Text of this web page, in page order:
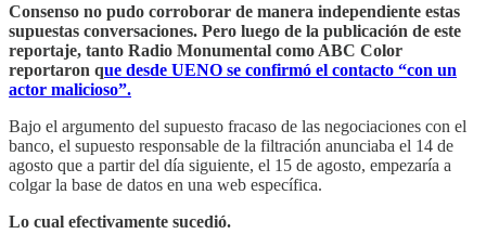
Consenso no pudo corroborar de manera independiente estas
supuestas conversaciones. Pero luego de la publicación de este
reportaje, tanto Radio Monumental como ABC Color
reportaron que desde UENO se confirmó el contacto “con un
actor malicioso”.
Bajo el argumento del supuesto fracaso de las negociaciones con el
banco, el supuesto responsable de la filtración anunciaba el 14 de
agosto que a partir del día siguiente, el 15 de agosto, empezaría a
colgar la base de datos en una web específica.
Lo cual efectivamente sucedió.